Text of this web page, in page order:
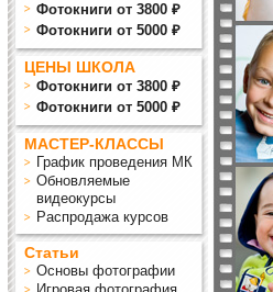
Фотокниги от 3800 ₽
Фотокниги от 5000 ₽
ЦЕНЫ ШКОЛА
Фотокниги от 3800 ₽
Фотокниги от 5000 ₽
МАСТЕР-КЛАССЫ
График проведения МК
Обновляемые
видеокурсы
Распродажа курсов
Статьи
Основы фотографии